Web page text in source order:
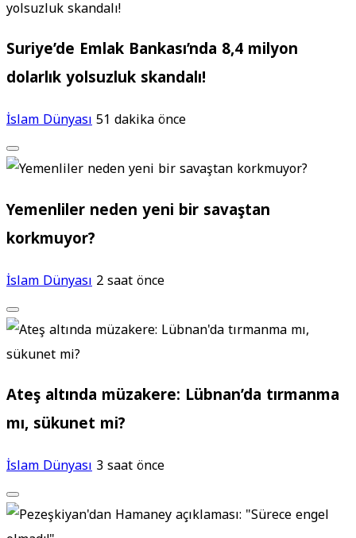
Suriye’de Emlak Bankası’nda 8,4 milyon
dolarlık yolsuzluk skandalı!
İslam Dünyası51 dakika önce
Yemenliler neden yeni bir savaştan
korkmuyor?
İslam Dünyası2 saat önce
Ateş altında müzakere: Lübnan’da tırmanma
mı, sükunet mi?
İslam Dünyası3 saat önce